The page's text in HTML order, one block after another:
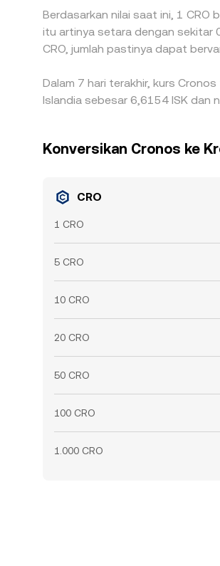
Berdasarkan nilai saat ini, 1 CRO
itu artinya setara dengan sekitar
CRO, jumlah pastinya dapat
Dalam 7 hari terakhir, kurs
Islandia sebesar 6,6154 ISK dan
Konversikan Cronos ke
CRO
1 CRO
5 CRO
10 CRO
20 CRO
50 CRO
100 CRO
1.000 CRO